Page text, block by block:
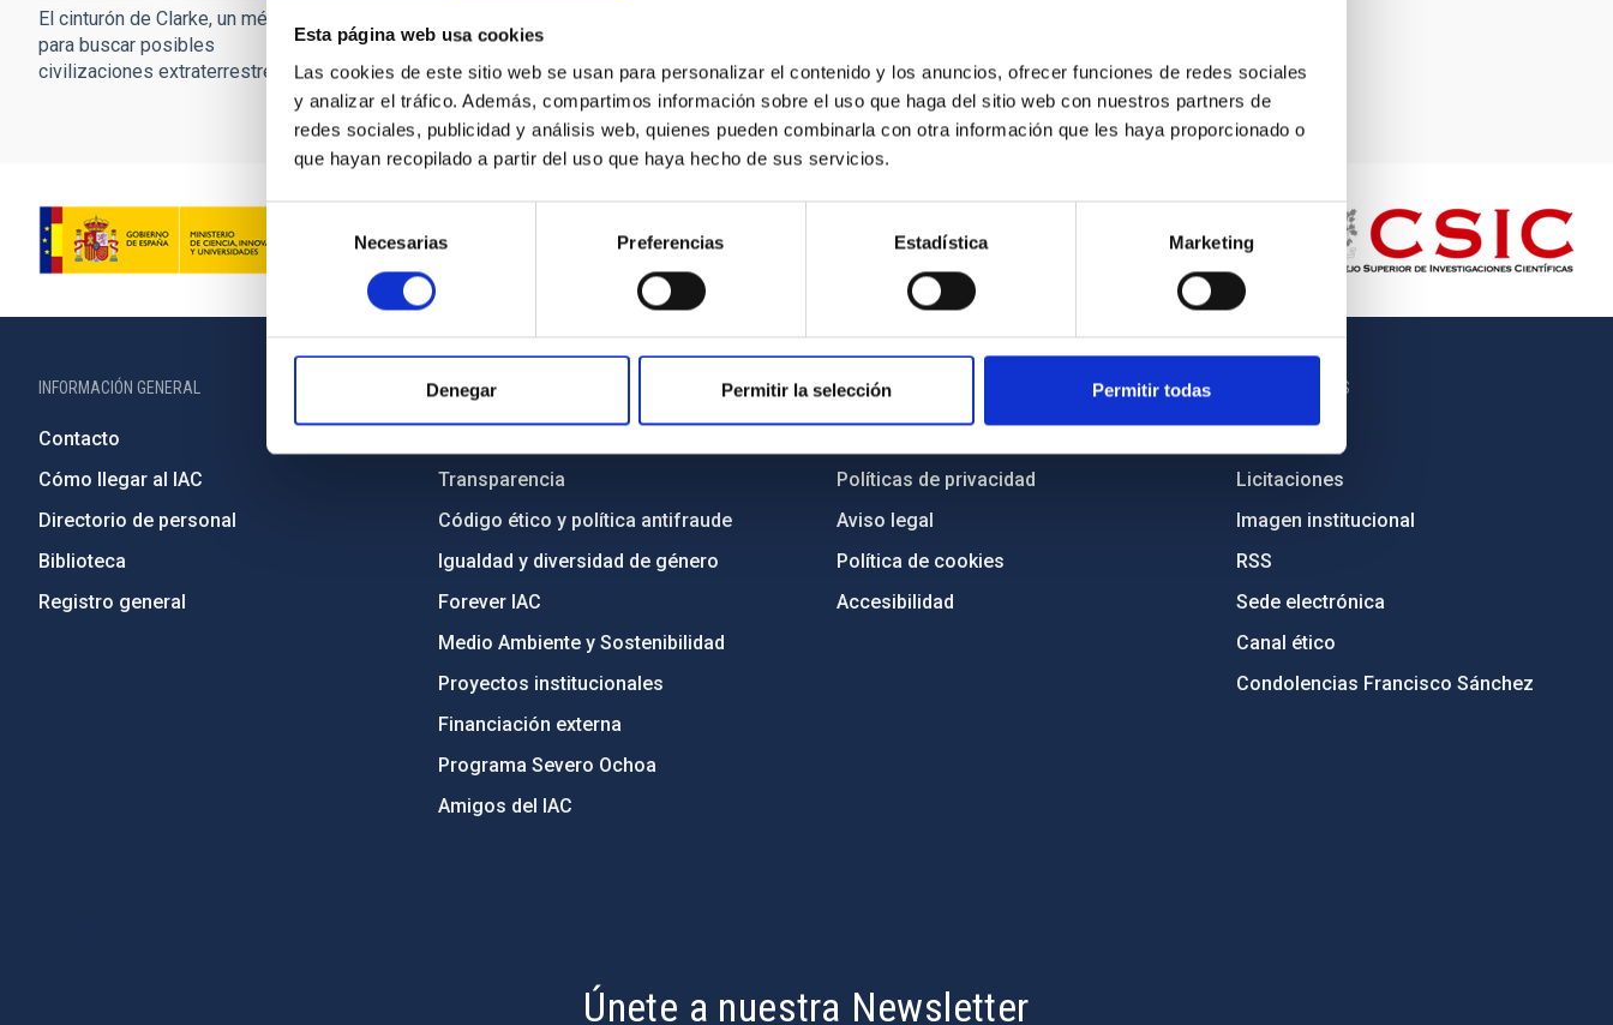
Esta página web usa cookies
Las cookies de este sitio web se usan para personalizar el contenido y los anuncios, ofrecer funciones de redes sociales
y analizar el tráfico. Además, compartimos información sobre el uso que haga del sitio web con nuestros partners de
redes sociales, publicidad y análisis web, quienes pueden combinarla con otra información que les haya proporcionado o
que hayan recopilado a partir del uso que haya hecho de sus servicios.
Selección
de
consentimiento
Necesarias Preferencias Estadística Marketing
Denegar Permitir la selección Permitir todas
El cinturón de Clarke, un método
para buscar posibles
civilizaciones extraterrestres
INFORMACIÓN GENERAL
Contacto
Cómo llegar al IAC
Directorio de personal
Biblioteca
Registro general
INFORMACIÓN INSTITUCIONAL
Transparencia
Código ético y política antifraude
Igualdad y diversidad de género
Forever IAC
Medio Ambiente y Sostenibilidad
Proyectos institucionales
Financiación externa
Programa Severo Ochoa
Amigos del IAC
PORTAL DEL IAC
Políticas de privacidad
Aviso legal
Política de cookies
Accesibilidad
OTROS ENLACES
Licitaciones
Imagen institucional
RSS
Sede electrónica
Canal ético
Condolencias Francisco Sánchez
Únete a nuestra Newsletter